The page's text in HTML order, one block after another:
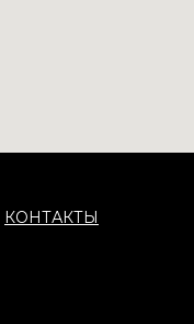
КОНТАКТЫ